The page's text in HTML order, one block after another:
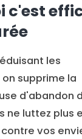
c'est
les
supprime la
d'abandon
ne luttez plus
vos